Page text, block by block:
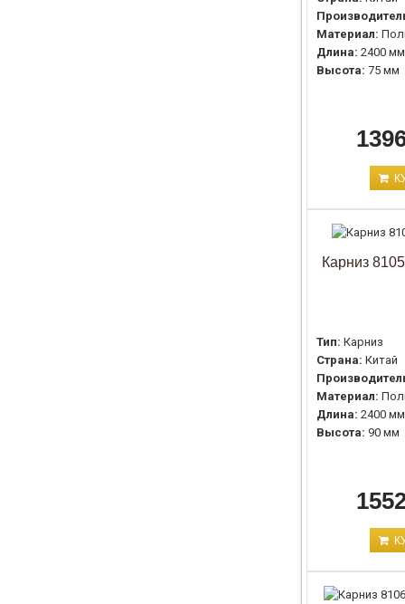
Материал:
Длина: 2400 мм
Высота: 75 мм
Карниз
Тип: Карниз
Страна: Китай
Материал:
Длина: 2400 мм
Высота: 90 мм